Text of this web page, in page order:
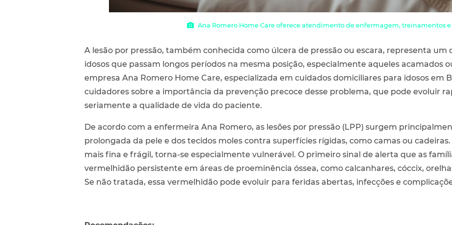
Ana Romero Home Care oferece atendimento de enfermagem, treinamentos e
A lesão por pressão, também conhecida como úlcera de pressão ou escara, representa um
idosos que passam longos períodos na mesma posição, especialmente aqueles acamados
empresa Ana Romero Home Care, especializada em cuidados domiciliares para idosos em
cuidadores sobre a importância da prevenção precoce desse problema, que pode evoluir
seriamente a qualidade de vida do paciente.
De acordo com a enfermeira Ana Romero, as lesões por pressão (LPP) surgem
prolongada da pele e dos tecidos moles contra superfícies rígidas, como camas ou
mais fina e frágil, torna-se especialmente vulnerável. O primeiro sinal de alerta que as
vermelhidão persistente em áreas de proeminência óssea, como calcanhares, cóccix,
Se não tratada, essa vermelhidão pode evoluir para feridas abertas, infecções e